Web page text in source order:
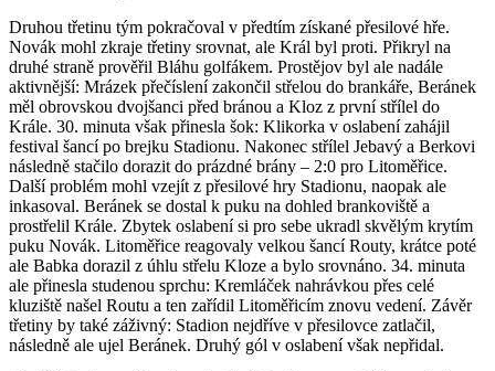
Druhou třetinu tým pokračoval v předtím získané přesilové hře.
Novák mohl zkraje třetiny srovnat, ale Král byl proti. Přikryl na
druhé straně prověřil Bláhu golfákem. Prostějov byl ale nadále
aktivnější: Mrázek přečíslení zakončil střelou do brankáře, Beránek
měl obrovskou dvojšanci před bránou a Kloz z první střílel do
Krále. 30. minuta však přinesla šok: Klikorka v oslabení zahájil
festival šancí po brejku Stadionu. Nakonec střílel Jebavý a Berkovi
následně stačilo dorazit do prázdné brány – 2:0 pro Litoměřice.
Další problém mohl vzejít z přesilové hry Stadionu, naopak ale
inkasoval. Beránek se dostal k puku na dohled brankoviště a
prostřelil Krále. Zbytek oslabení si pro sebe ukradl skvělým krytím
puku Novák. Litoměřice reagovaly velkou šancí Routy, krátce poté
ale Babka dorazil z úhlu střelu Kloze a bylo srovnáno. 34. minuta
ale přinesla studenou sprchu: Kremláček nahrávkou přes celé
kluziště našel Routu a ten zařídil Litoměřicím znovu vedení. Závěr
třetiny by také záživný: Stadion nejdříve v přesilovce zatlačil,
následně ale ujel Beránek. Druhý gól v oslabení však nepřidal.